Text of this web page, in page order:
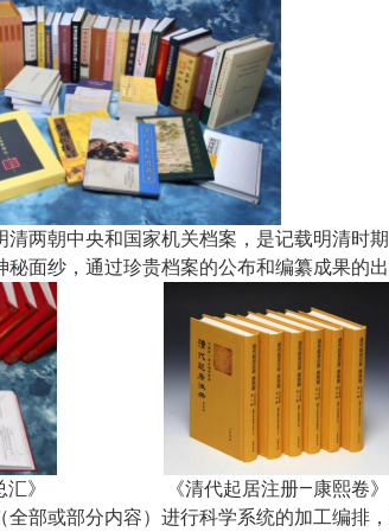
两朝中央和国家机关档案，是记载明清时
纱，通过珍贵档案的公布和编纂成果的出
》
《清代起居注册—康熙卷》
部或部分内容）进行科学系统的加工编排